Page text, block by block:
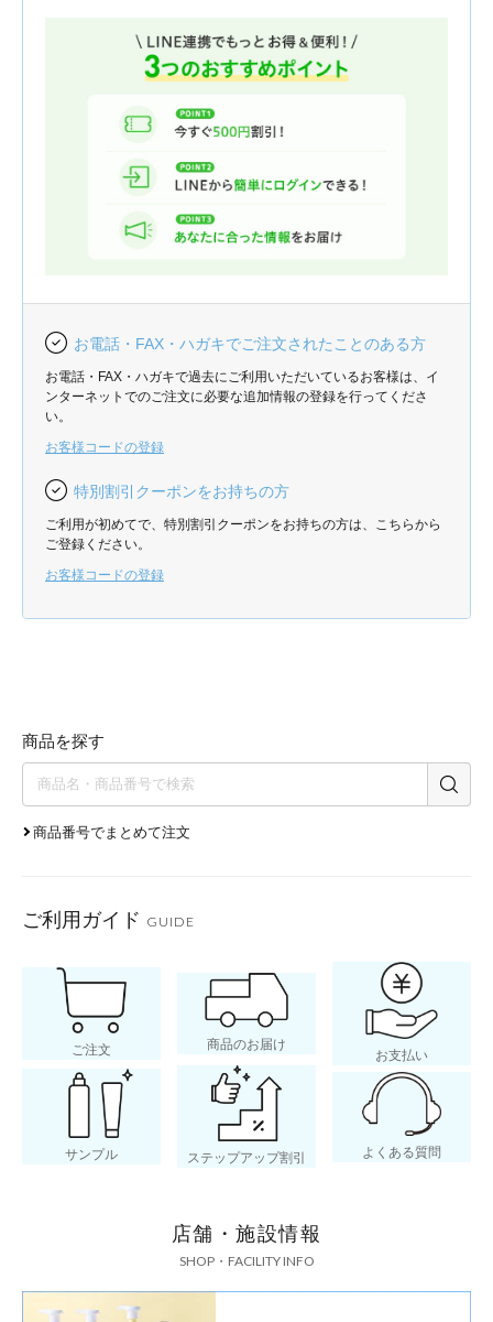
お電話・FAX・ハガキでご注文されたことのある方
お電話・FAX・ハガキで過去にご利用いただいているお客様は、イ
ンターネットでのご注文に必要な追加情報の登録を行ってくださ
い。
お客様コードの登録
特別割引クーポンをお持ちの方
ご利用が初めてで、特別割引クーポンをお持ちの方は、こちらから
ご登録ください。
お客様コードの登録
商品を探す
商品番号でまとめて注文
ご利用ガイド GUIDE
ご注文 商品のお届け
お支払い
サンプル ステップアップ割引 よくある質問
店舗・施設情報
SHOP・FACILITY INFO